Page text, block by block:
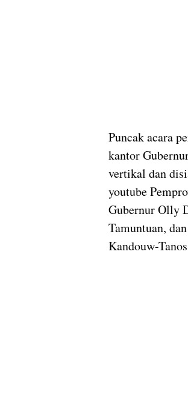
Puncak acara
kantor
vertikal dan
youtube
Gubernur Olly
Tamuntuan,
Kandouw-